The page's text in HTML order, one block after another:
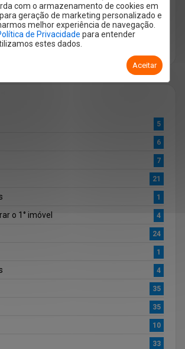
com o armazenamento de cookies em
geração de marketing personalizado e
melhor experiência de navegação.
de Privacidade para entender
estes dados.
Aceitar
lançamentos e administração
J
Independência, 190 - Centro, Piracicaba
5
6
7
21
1
o 1° imóvel 4
24
1
4
35
35
10
33